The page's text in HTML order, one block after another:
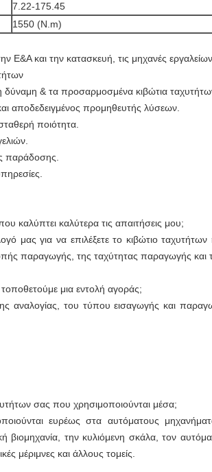
7.22-175.45
1550 (N.m)
Ε&Α και την κατασκευή, τις μηχανές
δύναμη & τα προσαρμοσμένα κιβώτια
αποδεδειγμένος προμηθευτής λύσεων.
ποιότητα.
παράδοσης.
καλύπτει καλύτερα τις απαιτήσεις μου;
μας για να επιλέξετε το κιβώτιο
παραγωγής, της ταχύτητας παραγωγής
μια εντολή αγοράς;
αναλογίας, του τύπου εισαγωγής και
σας που χρησιμοποιούνται μέσα;
ευρέως στα αυτόματους
βιομηχανία, την κυλιόμενη σκάλα, τον
μέριμνες και άλλους τομείς.